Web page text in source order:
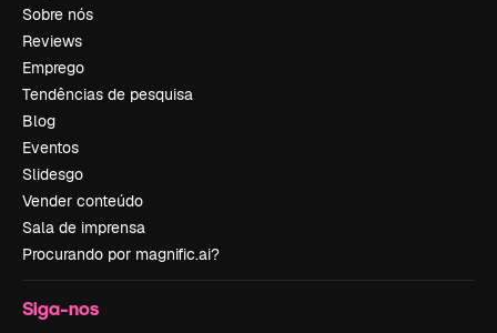
Sobre nós
Reviews
Emprego
Tendências de pesquisa
Blog
Eventos
Slidesgo
Vender conteúdo
Sala de imprensa
Procurando por magnific.ai?
Siga-nos